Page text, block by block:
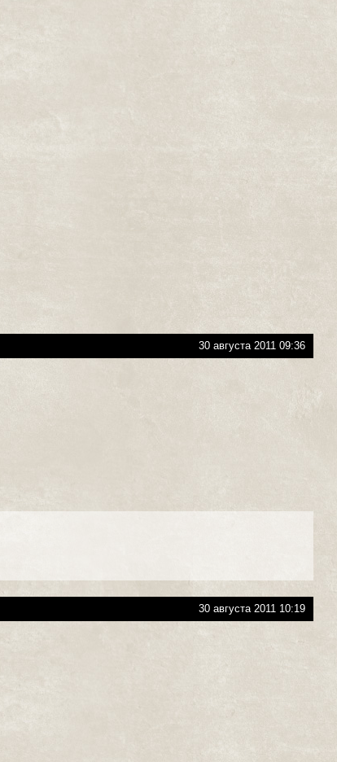
30 августа 2011 09:36
30 августа 2011 10:19